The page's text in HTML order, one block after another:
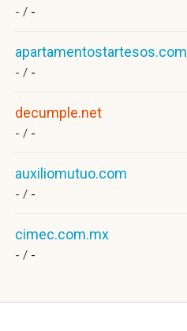
- / -
apartamentostartesos.com
- / -
decumple.net
- / -
auxiliomutuo.com
- / -
cimec.com.mx
- / -